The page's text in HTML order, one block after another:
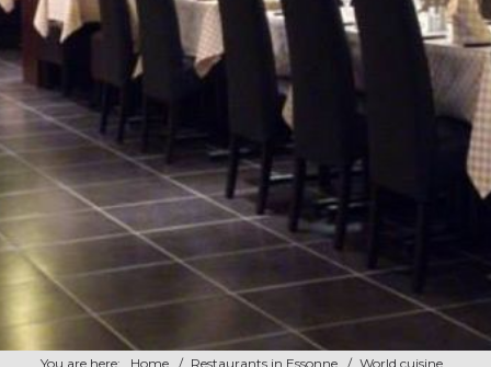
You are here: Home / Restaurants in Essonne / World cuisine